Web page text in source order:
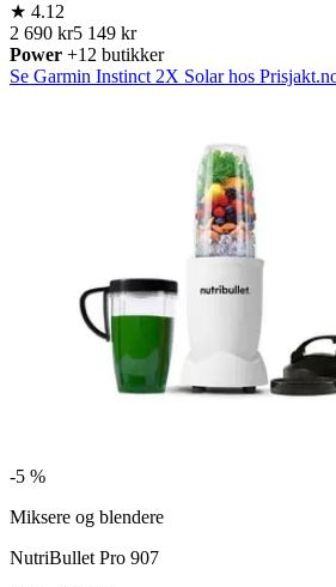
★ 4.12
2 690 kr5 149 kr
Power +12 butikker
Se Garmin Instinct 2X Solar hos
-5 %
Miksere og blendere
NutriBullet Pro 907